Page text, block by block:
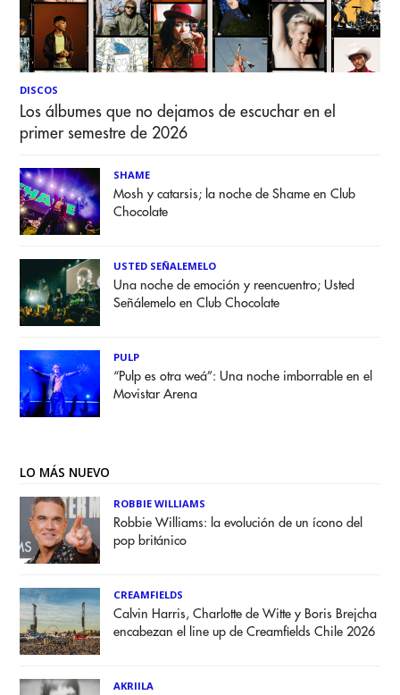
DISCOS
Los álbumes que no dejamos de escuchar en el
primer semestre de 2026
SHAME
Mosh y catarsis; la noche de Shame en Club
Chocolate
USTED SEÑALEMELO
Una noche de emoción y reencuentro; Usted
Señálemelo en Club Chocolate
PULP
“Pulp es otra weá”: Una noche imborrable en el
Movistar Arena
LO MÁS NUEVO
ROBBIE WILLIAMS
Robbie Williams: la evolución de un ícono del
pop británico
CREAMFIELDS
Calvin Harris, Charlotte de Witte y Boris Brejcha
encabezan el line up de Creamfields Chile 2026
AKRIILA